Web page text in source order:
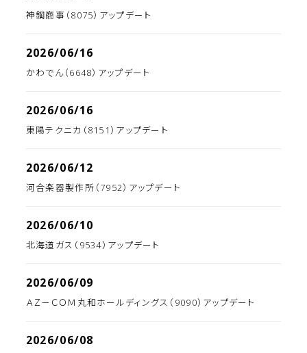
神鋼商事（8075）アップデート
2026/06/16
かわでん（6648）アップデート
2026/06/16
東陽テクニカ（8151）アップデート
2026/06/12
河合楽器製作所（7952）アップデート
2026/06/10
北海道ガス（9534）アップデート
2026/06/09
ＡＺ－ＣＯＭ丸和ホールディングス（9090）アップデート
2026/06/08